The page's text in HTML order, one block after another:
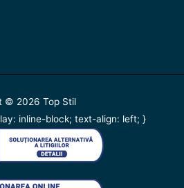
© 2026 Top Stil
inline-block; text-align: left; }